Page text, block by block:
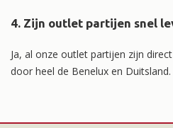
4. Zijn outlet partijen snel
Ja, al onze outlet partijen zijn
door heel de Benelux en Duitsland.